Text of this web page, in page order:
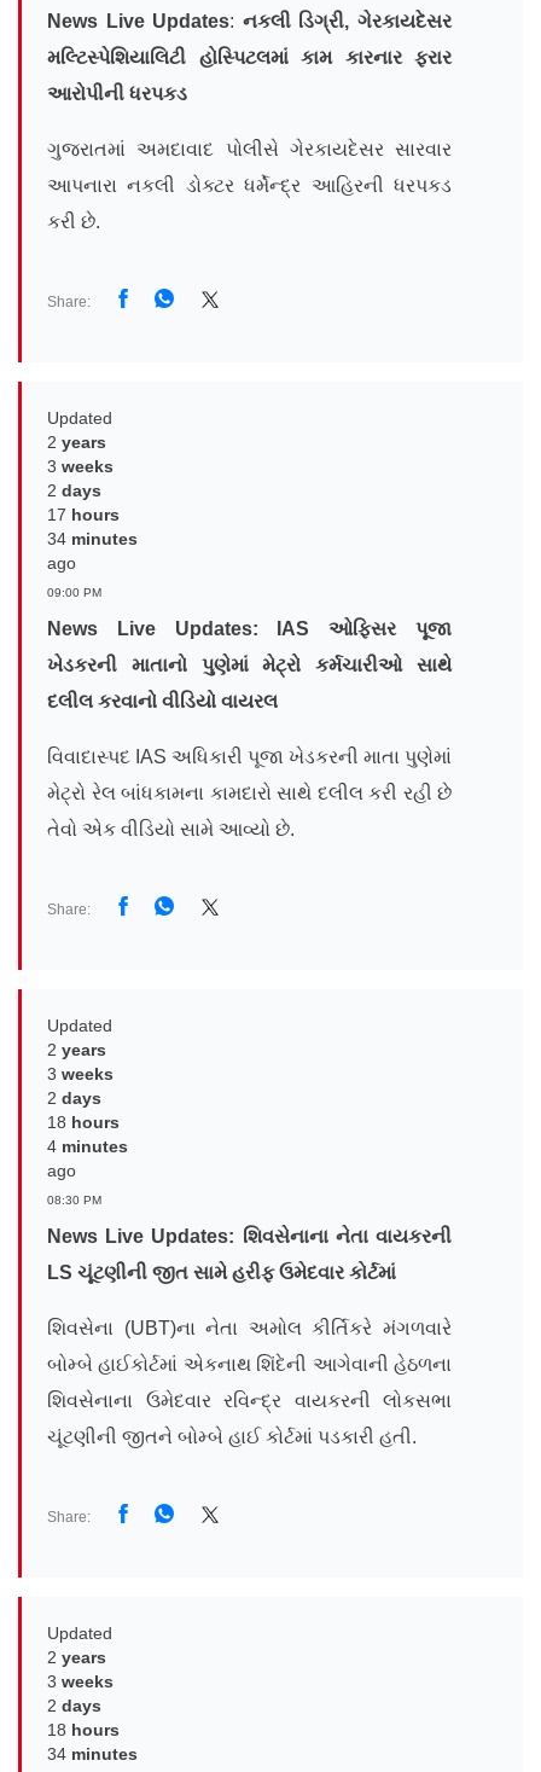
News Live Updates: નકલી ડિગ્રી,ગેરકાયદેસર
મલ્ટિસ્પેશિયાલિટી હોસ્પિટલમાં કામ કારનાર ફરાર
આરોપીની ધરપકડ
ગુજરાતમાં અમદાવાદ પોલીસે ગેરકાયદેસર સારવાર
આપનારા નકલી ડોક્ટર ધર્મેન્દ્ર આહિરની ધરપકડ
કરી છે.
Share:
Updated
2 years
3 weeks
2 days
17 hours
34 minutes
ago
09:00 PM
News Live Updates: IASઓફિસર પૂજા
ખેડકરની માતાનો પુણેમાં મેટ્રો કર્મચારીઓ સાથે
દલીલ કરવાનો વીડિયો વાયરલ
વિવાદાસ્પદ IAS અધિકારી પૂજા ખેડકરની માતા પુણેમાં
મેટ્રો રેલ બાંધકામના કામદારો સાથે દલીલ કરી રહી છે
તેવો એક વીડિયો સામે આવ્યો છે.
Share:
Updated
2 years
3 weeks
2 days
18 hours
4 minutes
ago
08:30 PM
News Live Updates: શિવસેનાના નેતા વાયકરની
LS ચૂંટણીની જીત સામે હરીફ ઉમેદવારકોર્ટમાં
શિવસેના (UBT)ના નેતા અમોલ કીર્તિકરે મંગળવારે
બોમ્બે હાઈકોર્ટમાં એકનાથ શિંદેની આગેવાની હેઠળના
શિવસેનાના ઉમેદવાર રવિન્દ્ર વાયકરની લોકસભા
ચૂંટણીની જીતને બોમ્બે હાઈ કોર્ટમાં પડકારી હતી.
Share:
Updated
2 years
3 weeks
2 days
18 hours
34 minutes